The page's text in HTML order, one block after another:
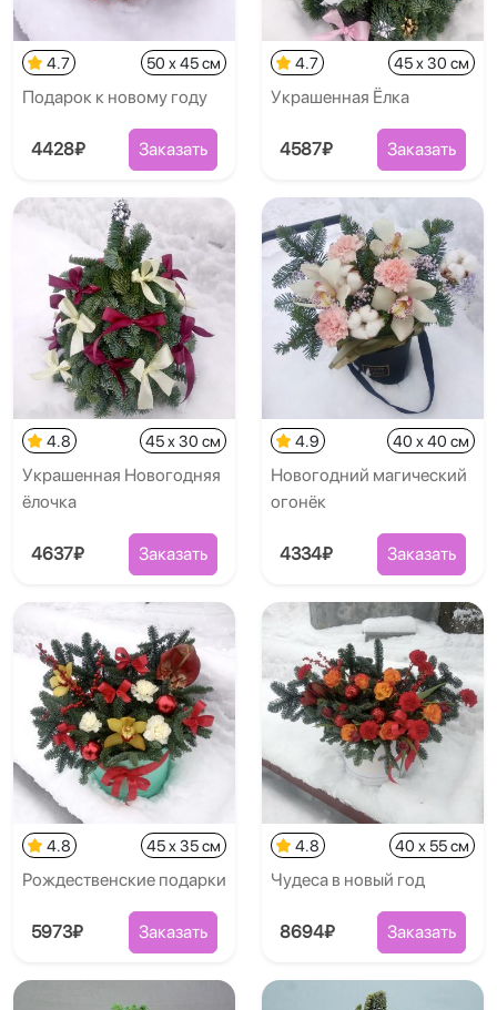
4.7 50 x 45 см
Подарок к новому году
4428₽ Заказать
4.7 45 x 30 см
Украшенная Ёлка
4587₽ Заказать
4.8 45 x 30 см
Украшенная Новогодняя
ёлочка
4637₽ Заказать
4.9 40 x 40 см
Новогодний магический
огонёк
4334₽ Заказать
4.8 45 x 35 см
Рождественские подарки
5973₽ Заказать
4.8 40 x 55 см
Чудеса в новый год
8694₽ Заказать